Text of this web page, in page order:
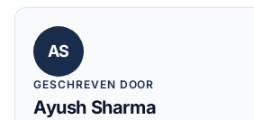
AS
GESCHREVEN DOOR
Ayush Sharma